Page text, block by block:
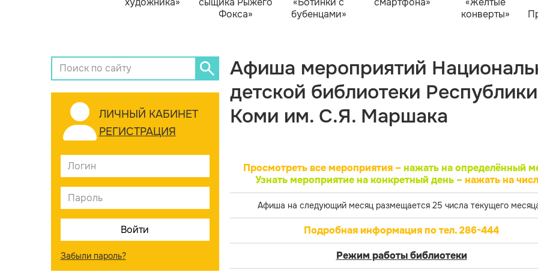
Фокса»
бубенцами»
конверты»
ЛИЧНЫЙ КАБИНЕТ
РЕГИСТРАЦИЯ
Забыли пароль?
Афиша мероприятий
детской библиотеки Республики
Коми им. С.Я. Маршака
Просмотреть все мероприятия – нажать на определённый
Узнать мероприятие на конкретный день –нажать на
Афиша на следующий месяц размещается 25 числа текущего
Подробная информация по тел. 286-444
Режим работы библиотеки